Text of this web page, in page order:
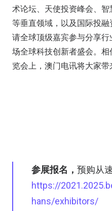
术论坛、天使投资峰会、
等垂直领域，以及国际投
请全球顶级嘉宾参与分享
场全球科技创新者盛会。相
览会上，澳门电讯将大家带
参展报名， 预购从
https://
hans/exhibitors/